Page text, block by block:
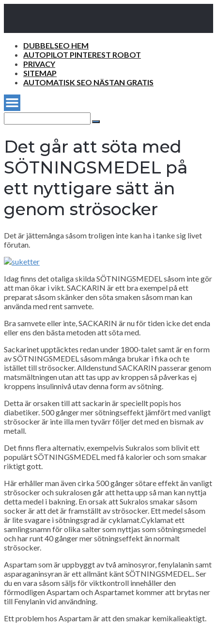
DUBBELSEO HEM
AUTOPILOT PINTEREST ROBOT
PRIVACY
SITEMAP
AUTOMATISK SEO NÄSTAN GRATIS
for:
Search
Det går att söta med
SÖTNINGSMEDEL på
ett nyttigare sätt än
genom strösocker
Det är jättemånga såsom troligen inte kan ha i tanke sig livet
förutan.
Idag finns det otaliga skilda SÖTNINGSMEDEL såsom inte gör
att man ökar i vikt. SACKARIN är ett bra exempel på ett
preparat såsom skänker den söta smaken såsom man kan
använda med rent samvete.
Bra samvete eller inte, SACKARIN är nu för tiden icke det enda
eller ens den bästa metoden att söta med.
Sackarinet upptäcktes redan under 1800-talet samt är en form
av SÖTNINGSMEDEL såsom många brukar i fika och te
istället till strösocker. Alldenstund SACKARIN passerar genom
matsmältningen utan att tas upp av kroppen så påverkas ej
kroppens insulinnivå utav denna form av sötning.
Detta är orsaken till att sackarin är speciellt popis hos
diabetiker. 500 gånger mer sötningseffekt jämfört med vanligt
strösocker är inte illa men tyvärr följer det med en bismak av
metall.
Det finns flera alternativ, exempelvis Sukralos som blivit ett
populärt SÖTNINGSMEDEL med få kalorier och som smakar
riktigt gott.
Här erhåller man även cirka 500 gånger sötare effekt än vanligt
strösocker och sukralosen går att hetta upp så man kan nyttja
detta medel i bakning. En orsak att Sukralos smakar såsom
socker är att det är framställt av strösocker. Ett medel såsom
är lite svagare i sötningsgrad är cyklamat.Cyklamat ett
samlingsnamn för olika salter som nyttjas som sötningsmedel
och har runt 40 gånger mer sötningseffekt än normalt
strösocker.
Aspartam som är uppbyggt av två aminosyror, fenylalanin samt
asparaganinsyran är ett allmänt känt SÖTNINGSMEDEL.. Ser
du en vara såsom säljs för viktkontroll innehåller den
förmodligen Aspartam och Aspartamet kommer att brytas ner
till Fenylanin vid användning.
Ett problem hos Aspartam är att den smakar kemikalieaktigt.